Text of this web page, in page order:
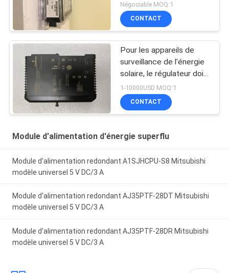
Négociable MOQ:1
CONTACT
Pour les appareils de
surveillance de l'énergie
solaire, le régulateur doit
être équipé d'un système
de contrôle de l'énergie
solaire.
1-10000USD MOQ:1
CONTACT
Module d'alimentation d'énergie superflu
Module d'alimentation redondant A1SJHCPU-S8 Mitsubishi
modèle universel 5 V DC/3 A
Module d'alimentation redondant AJ35PTF-28DT Mitsubishi
modèle universel 5 V DC/3 A
Module d'alimentation redondant AJ35PTF-28DR Mitsubishi
modèle universel 5 V DC/3 A